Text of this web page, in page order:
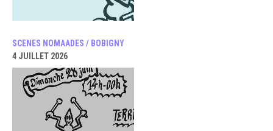
SCENES NOMAADES / BOBIGNY
4 JUILLET 2026